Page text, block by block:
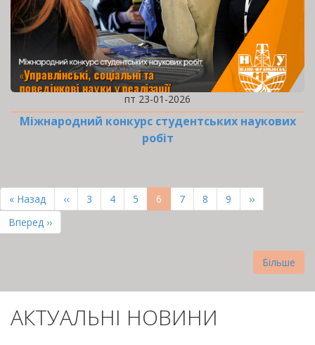
пт 23-01-2026
Міжнародний конкурс студентських наукових
робіт
НА
СТОРІНКИ
Перша
сторінка
« Назад
Попередня
сторінка
‹‹ Page
3 Page
4 Page
5
Поточна
сторінка
6 Page
7 Page
8 Page
9
Наступна
сторінка
››
Остання
сторінка
Вперед ››
Більше
АКТУАЛЬНІ НОВИНИ